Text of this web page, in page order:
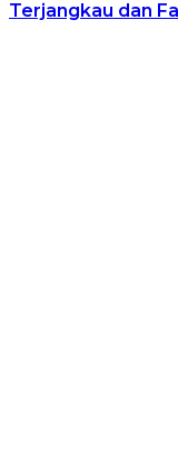
Terjangkau dan